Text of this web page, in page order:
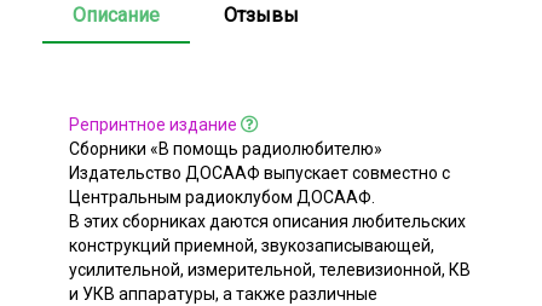
Описание Отзывы
Репринтное издание
Сборники «В помощь радиолюбителю»
Издательство ДОСААФ выпускает совместно с
Центральным радиоклубом ДОСААФ.
В этих сборниках даются описания любительских
конструкций приемной, звукозаписывающей,
усилительной, измерительной, телевизионной, КВ
и УКВ аппаратуры, а также различные